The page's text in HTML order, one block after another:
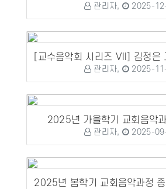
관리자, 2025-
관리자, 2025-
2025년 가을학기 교회음악
관리자, 2025-